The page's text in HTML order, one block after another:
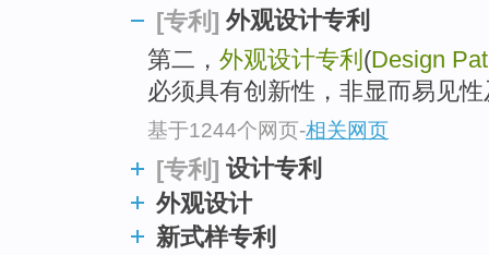
[专利] 外观设计专利
第二， 外观设计专利 (Design
必须具有创新性，非显而易见
基于1244个网页-相关网页
[专利] 设计专利
外观设计
新式样专利